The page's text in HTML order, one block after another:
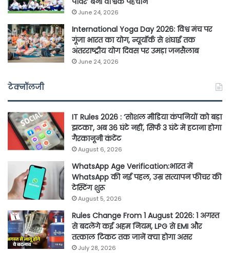
June 24, 2026
International Yoga Day 2026: विश्व मंच पर
गूंजा भारत का योग, न्यूयॉर्क से शंघाई तक
अंतरराष्ट्रीय योग दिवस पर उमड़ा जनसैलाब
June 24, 2026
टेक्नॉलजी
IT Rules 2026 : ‘सोशल मीडिया कंपनियों को बड़ा
झटका’, अब 36 घंटे नहीं, सिर्फ 3 घंटे में हटाना होगा
गैरकानूनी कंटेंट
August 6, 2026
WhatsApp Age Verification:भारत में
WhatsApp की नई पहल, उम्र सत्यापन फीचर की
टेस्टिंग शुरू
August 5, 2026
Rules Change From 1 August 2026: 1 अगस्त
से बदलेंगे कई अहम नियम, LPG से EMI और
तत्काल टिकट तक जानें क्या होगा असर
July 28, 2026